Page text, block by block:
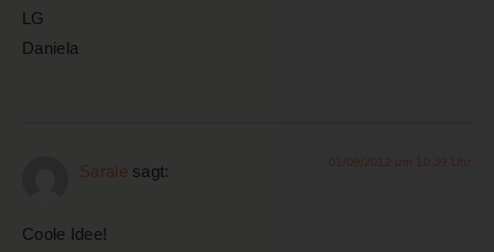
LG
Daniela
Sarale sagt: 01/09/2012 um 10:39 Uhr
Coole Idee!